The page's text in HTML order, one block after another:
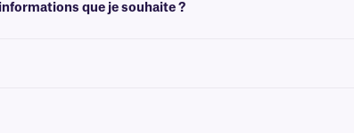
que je souhaite ?